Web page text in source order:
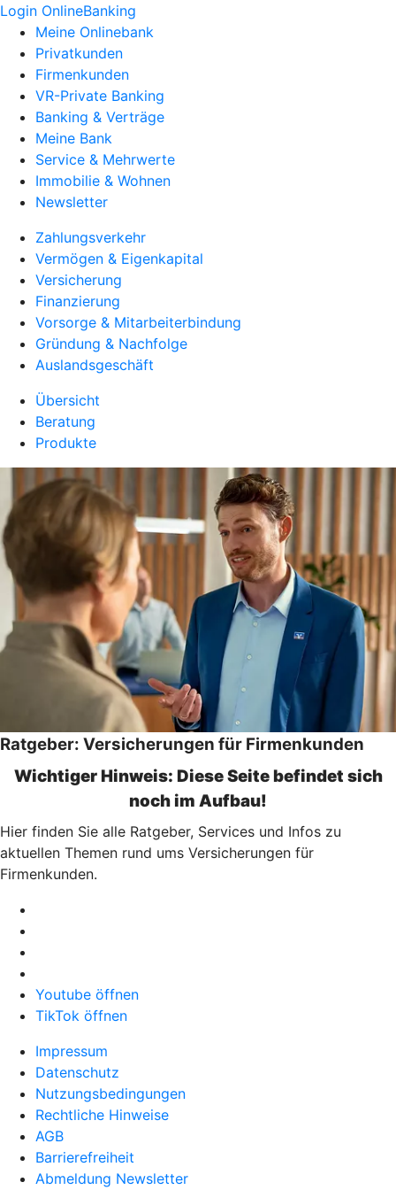
Login OnlineBanking
Meine Onlinebank
Privatkunden
Firmenkunden
VR-Private Banking
Banking & Verträge
Meine Bank
Service & Mehrwerte
Immobilie & Wohnen
Newsletter
Zahlungsverkehr
Vermögen & Eigenkapital
Versicherung
Finanzierung
Vorsorge & Mitarbeiterbindung
Gründung & Nachfolge
Auslandsgeschäft
Übersicht
Beratung
Produkte
Ratgeber: Versicherungen für Firmenkunden
Wichtiger Hinweis: Diese Seite befindet sich
noch im Aufbau!
Hier finden Sie alle Ratgeber, Services und Infos zu
aktuellen Themen rund ums Versicherungen für
Firmenkunden.
Youtube öffnen
TikTok öffnen
Impressum
Datenschutz
Nutzungsbedingungen
Rechtliche Hinweise
AGB
Barrierefreiheit
Abmeldung Newsletter